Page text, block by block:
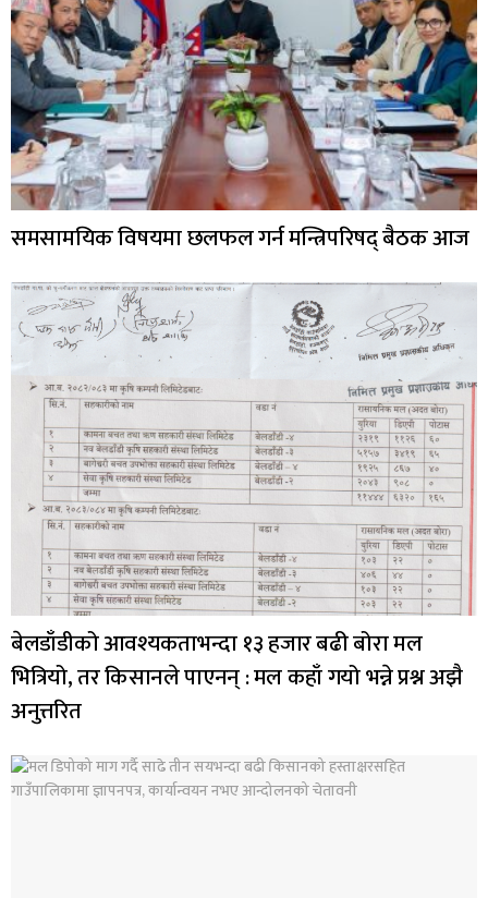
समसामयिक विषयमा छलफल गर्न मन्त्रिपरिषद् बैठक आज
बेलडाँडीको आवश्यकताभन्दा १३ हजार बढी बोरा मल
भित्रियो, तर किसानले पाएनन् : मल कहाँ गयो भन्ने प्रश्न अझै
अनुत्तरित